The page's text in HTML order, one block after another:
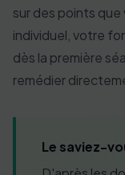
sur des points que
individuel, votre
dès la première
remédier
Le saviez-